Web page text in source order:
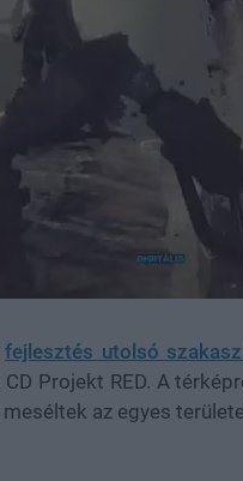
fejlesztés utolsó
Projekt RED. A
az egyes